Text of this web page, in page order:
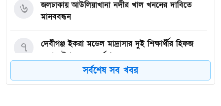
জলঢাকায় আউলিয়াখানা নদীর খাল খননের দাবিতে
মানববন্ধন
৬
দেবীগঞ্জ ইকরা মডেল মাদ্রাসার দুই শিক্ষার্থীর হিফজ
সম্পন্ন উপলক্ষে সংবর্ধনা
৭
কিশোরগঞ্জে ৮০ পিস ট্যাপেন্টাডল ট্যাবলেটসহ গ্রেপ্তার ২,
৮
সর্বশেষ সব খবর